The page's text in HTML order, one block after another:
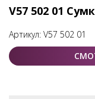
V57 502 01
Артикул: V57 502 01